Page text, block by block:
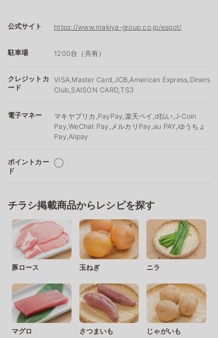
公式サイト https://www.makiya-group.co.jp/espot/
駐車場 1200台（共有）
クレジットカ
ード
VISA,Master Card,JCB,American Express,Diners
Club,SAISON CARD,TS3
電子マネー
マキヤプリカ,PayPay,楽天ペイ,d払い,J-Coin
Pay,WeChat Pay,メルカリPay,au PAY,ゆうちょ
Pay,Alipay
ポイントカー
ド
◯
チラシ掲載商品からレシピを探す
豚ロース 玉ねぎ ニラ
マグロ さつまいも じゃがいも